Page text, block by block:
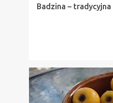
Badzina –
ARTYKUŁY NA TEMAT